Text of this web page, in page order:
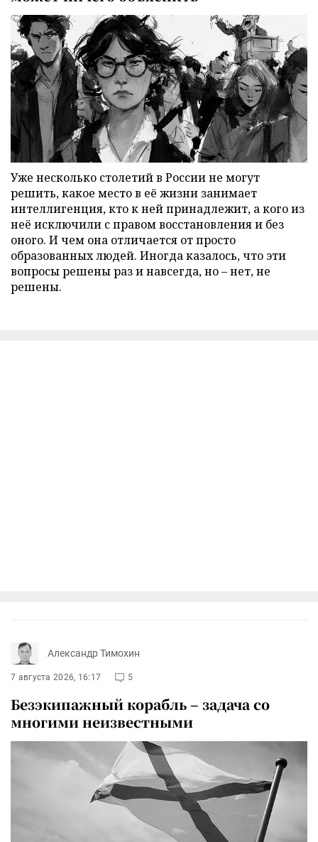
Уже несколько столетий в России не могут
решить, какое место в её жизни занимает
интеллигенция, кто к ней принадлежит, а кого из
неё исключили с правом восстановления и без
оного. И чем она отличается от просто
образованных людей. Иногда казалось, что эти
вопросы решены раз и навсегда, но – нет, не
решены.
Александр Тимохин
7 августа 2026, 16:17 5
Безэкипажный корабль – задача со
многими неизвестными